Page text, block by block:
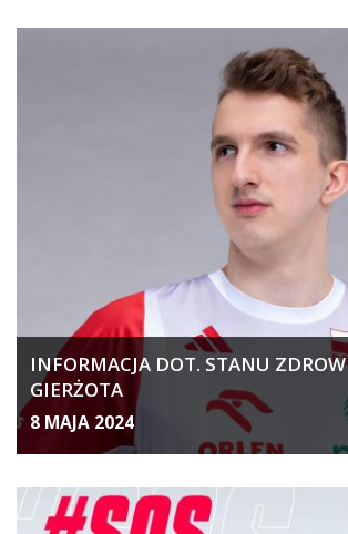
INFORMACJA DOT. STANU
GIERŻOTA
8 MAJA 2024